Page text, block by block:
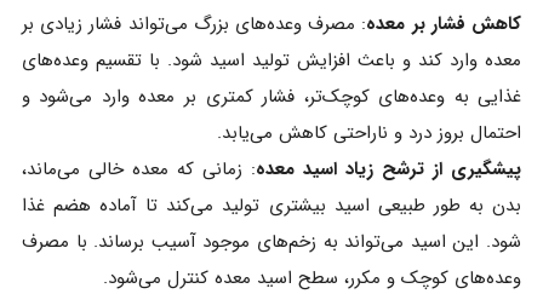
کاهش فشار بر معده: مصرف وعده‌های بزرگ می‌تواند فشار زیادی بر
معده وارد کند و باعث افزایش تولید اسید شود. با تقسیم وعده‌های
غذایی به وعده‌های کوچک‌تر، فشار کمتری بر معده وارد می‌شود و
احتمال بروز درد و ناراحتی کاهش می‌یابد.
پیشگیری از ترشح زیاد اسید معده: زمانی که معده خالی می‌ماند،
بدن به طور طبیعی اسید بیشتری تولید می‌کند تا آماده هضم غذا
شود. این اسید می‌تواند به زخم‌های موجود آسیب برساند. با مصرف
وعده‌های کوچک و مکرر، سطح اسید معده کنترل می‌شود.